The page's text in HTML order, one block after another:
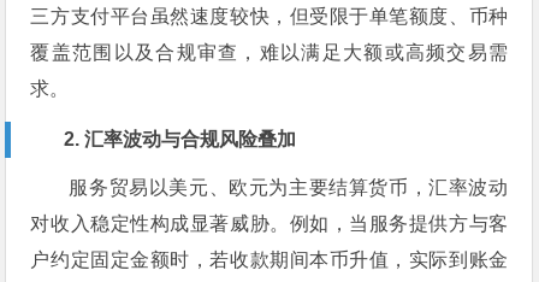
三方支付平台虽然速度较快，但受限于单笔额度、币种
覆盖范围以及合规审查，难以满足大额或高频交易需
求。
2. 汇率波动与合规风险叠加
服务贸易以美元、欧元为主要结算货币，汇率波动
对收入稳定性构成显著威胁。例如，当服务提供方与客
户约定固定金额时，若收款期间本币升值，实际到账金